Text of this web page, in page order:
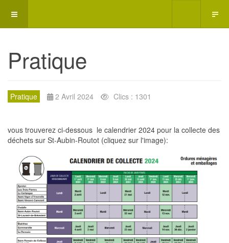
Pratique
Pratique 2 Avril 2024 Clics : 1301
vous trouverez ci-dessous le calendrier 2024 pour la collecte des
déchets sur St-Aubin-Routot (cliquez sur l'image):